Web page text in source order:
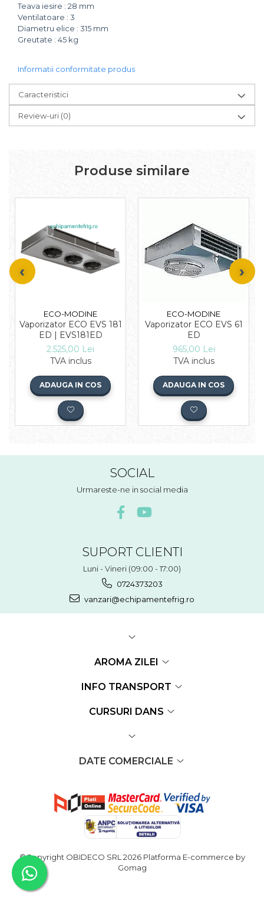
Teava iesire : 28 mm
Ventilatoare : 3
Diametru elice : 315 mm
Greutate : 45 kg
Informatii conformitate produs
Caracteristici
Review-uri (0)
Produse similare
ECO-MODINE
Vaporizator ECO EVS 181
ED | EVS181ED
2.525,00 Lei
TVA inclus
ADAUGA IN COS
ECO-MODINE
Vaporizator ECO EVS 61
ED
965,00 Lei
TVA inclus
ADAUGA IN COS
SOCIAL
Urmareste-ne in social media
SUPORT CLIENTI
Luni - Vineri (09:00 - 17:00)
0724373203
vanzari@echipamentefrig.ro
AROMA ZILEI
INFO TRANSPORT
CURSURI DANS
DATE COMERCIALE
©Copyright OBIDECO SRL 2026 Platforma E-commerce by
Gomag